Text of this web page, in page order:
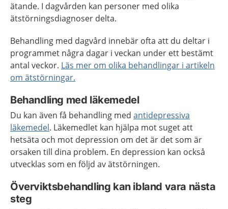
ätande. I dagvården kan personer med olika
ätstörningsdiagnoser delta.
Behandling med dagvård innebär ofta att du deltar i
programmet några dagar i veckan under ett bestämt
antal veckor. Läs mer om olika behandlingar i artikeln
om ätstörningar.
Behandling med läkemedel
Du kan även få behandling med antidepressiva
läkemedel. Läkemedlet kan hjälpa mot suget att
hetsäta och mot depression om det är det som är
orsaken till dina problem. En depression kan också
utvecklas som en följd av ätstörningen.
Överviktsbehandling kan ibland vara nästa
steg